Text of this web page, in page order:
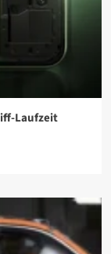
Laufzeit